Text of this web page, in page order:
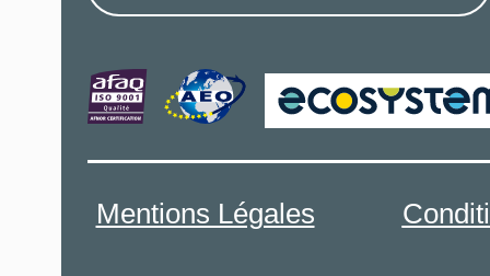
Mentions Légales